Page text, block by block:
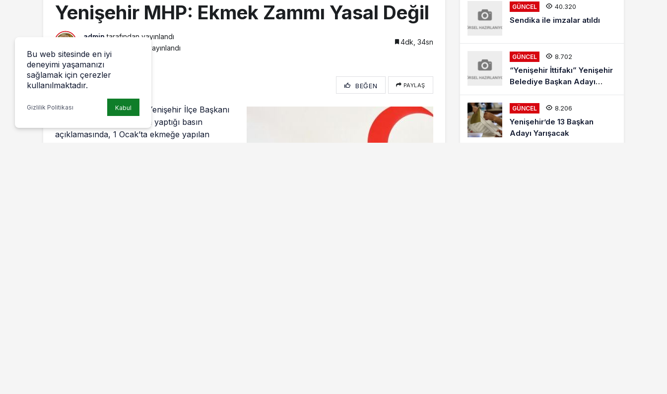
Yenişehir MHP: Ekmek Zammı Yasal Değil
admin tarafından yayınlandı
yayınlandı
4dk, 34sn
BEĞEN PAYLAŞ
Milliyetçi Hareket Partisi Yenişehir İlçe Başkanı
Nihat Doğan, geçen hafta yaptığı basın
açıklamasında, 1 Ocak’ta ekmeğe yapılan
GÜNCEL 40.320
Sendika ile imzalar atıldı
GÜNCEL 8.702
“Yenişehir İttifakı” Yenişehir
Belediye Başkan Adayı
Mehmet Kaya Röportajı
GÜNCEL 8.206
Yenişehir’de 13 Başkan
Adayı Yarışacak
Bu web sitesinde en iyi
deneyimi yaşamanızı
sağlamak için çerezler
kullanılmaktadır.
Gizlilik Politikası Kabul